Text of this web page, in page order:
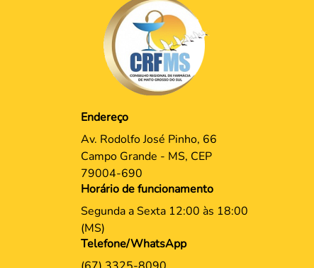
Endereço
Av. Rodolfo José Pinho, 66
Campo Grande - MS, CEP
79004-690
Horário de funcionamento
Segunda a Sexta 12:00 às 18:00
(MS)
Telefone/WhatsApp